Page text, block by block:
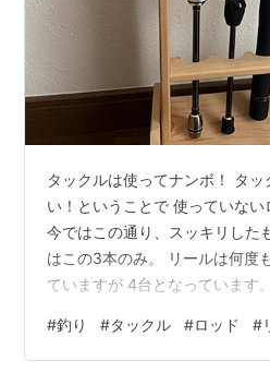
タックルは使ってナンボ！ タ
い！ということで 使っていな
今ではこの通り、スッキリした
はこの3本のみ。 リールは何度
ていますが 4台となっています
もワタシの主はライトゲーム・
用のロッドはね。 欲しいロッ
#釣り #タックル #ロッド #